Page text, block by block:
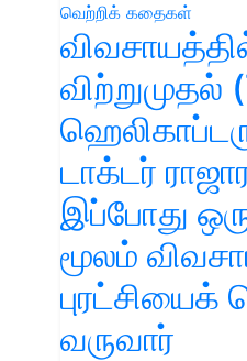
வெற்றிக் கதைகள்
விற்றுமுதல்
டாக்டர்
இப்போது
மூலம்
வருவார்